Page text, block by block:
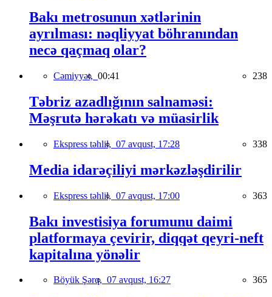
Bakı metrosunun xətlərinin
ayrılması: nəqliyyat böhranından
necə qaçmaq olar?
Cəmiyyət, 00:41 238
Təbriz azadlığının salnaməsi:
Məşrutə hərəkatı və müasirlik
Ekspress təhlil, 07 avqust, 17:28 338
Media idarəçiliyi mərkəzləşdirilir
Ekspress təhlil, 07 avqust, 17:00 363
Bakı investisiya forumunu daimi
platformaya çevirir, diqqət qeyri-neft
kapitalına yönəlir
Böyük Şərq, 07 avqust, 16:27 365